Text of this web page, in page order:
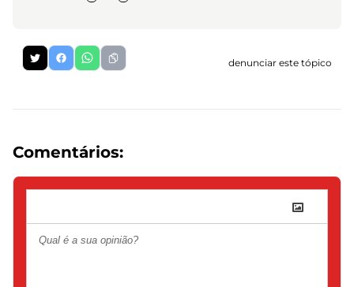
denunciar este tópico
Comentários: